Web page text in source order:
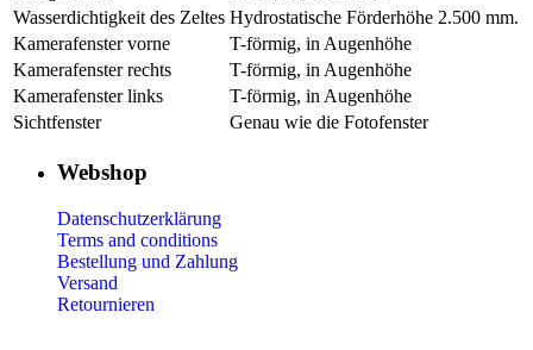
Wasserdichtigkeit des Zeltes Hydrostatische Förderhöhe 2.500 mm.
Kamerafenster vorne
T-förmig, in Augenhöhe
Kamerafenster rechts
T-förmig, in Augenhöhe
Kamerafenster links
T-förmig, in Augenhöhe
Sichtfenster
Genau wie die Fotofenster
Webshop
Datenschutzerklärung
Terms and conditions
Bestellung und Zahlung
Versand
Retournieren